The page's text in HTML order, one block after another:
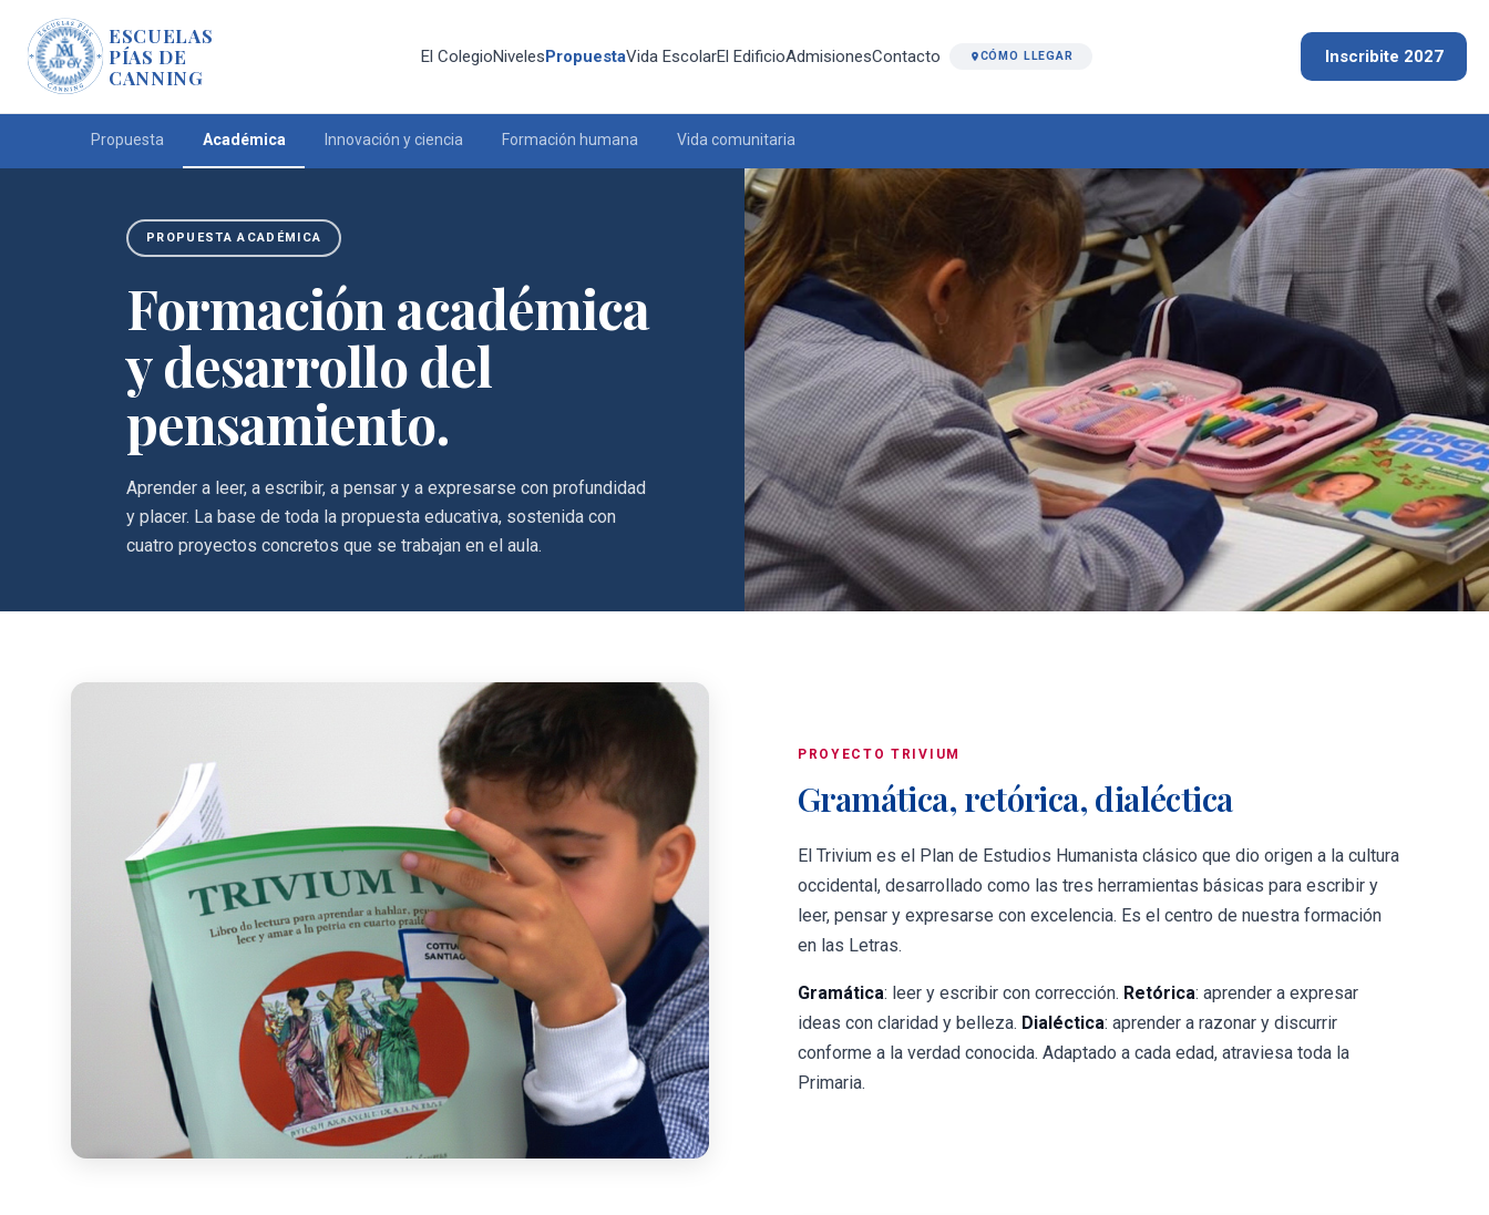
ESCUELAS
PÍAS DE
CANNING
El ColegioNivelesPropuestaVida EscolarEl EdificioAdmisionesContacto CÓMO LLEGAR Inscribite 2027
Propuesta Académica Innovación y ciencia Formación humana Vida comunitaria
PROPUESTA ACADÉMICA
Formación académica
y desarrollo del
pensamiento.
Aprender a leer, a escribir, a pensar y a expresarse con profundidad
y placer. La base de toda la propuesta educativa, sostenida con
cuatro proyectos concretos que se trabajan en el aula.
PROYECTO TRIVIUM
Gramática, retórica, dialéctica
El Trivium es el Plan de Estudios Humanista clásico que dio origen a la cultura
occidental, desarrollado como las tres herramientas básicas para escribir y
leer, pensar y expresarse con excelencia. Es el centro de nuestra formación
en las Letras.
Gramática: leer y escribir con corrección. Retórica: aprender a expresar
ideas con claridad y belleza. Dialéctica: aprender a razonar y discurrir
conforme a la verdad conocida. Adaptado a cada edad, atraviesa toda la
Primaria.